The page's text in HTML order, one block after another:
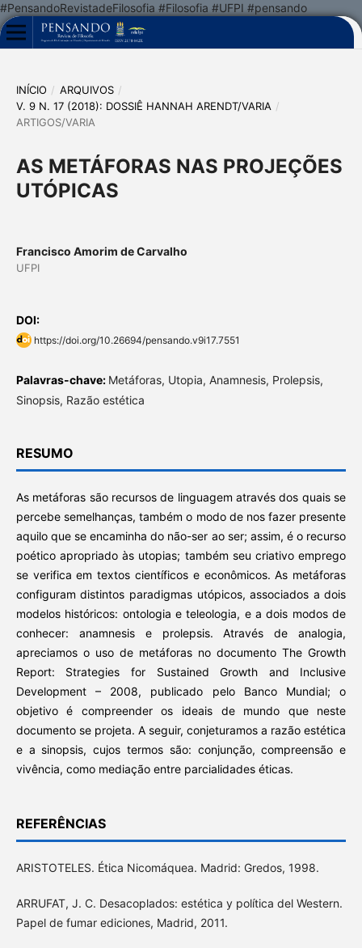
#PensandoRevistadeFilosofia #Filosofia #UFPI #pensando
INÍCIO / ARQUIVOS /
V. 9 N. 17 (2018): DOSSIÊ HANNAH ARENDT/VARIA /
ARTIGOS/VARIA
AS METÁFORAS NAS PROJEÇÕES
UTÓPICAS
Francisco Amorim de Carvalho
UFPI
DOI:
https://doi.org/10.26694/pensando.v9i17.7551
Palavras-chave: Metáforas, Utopia, Anamnesis, Prolepsis,
Sinopsis, Razão estética
RESUMO
As metáforas são recursos de linguagem através dos quais se
percebe semelhanças, também o modo de nos fazer presente
aquilo que se encaminha do não-ser ao ser; assim, é o recurso
poético apropriado às utopias; também seu criativo emprego
se verifica em textos científicos e econômicos. As metáforas
configuram distintos paradigmas utópicos, associados a dois
modelos históricos: ontologia e teleologia, e a dois modos de
conhecer: anamnesis e prolepsis. Através de analogia,
apreciamos o uso de metáforas no documento The Growth
Report: Strategies for Sustained Growth and Inclusive
Development – 2008, publicado pelo Banco Mundial; o
objetivo é compreender os ideais de mundo que neste
documento se projeta. A seguir, conjeturamos a razão estética
e a sinopsis, cujos termos são: conjunção, compreensão e
vivência, como mediação entre parcialidades éticas.
REFERÊNCIAS
ARISTOTELES. Ética Nicomáquea. Madrid: Gredos, 1998.
ARRUFAT, J. C. Desacoplados: estética y política del Western.
Papel de fumar ediciones, Madrid, 2011.